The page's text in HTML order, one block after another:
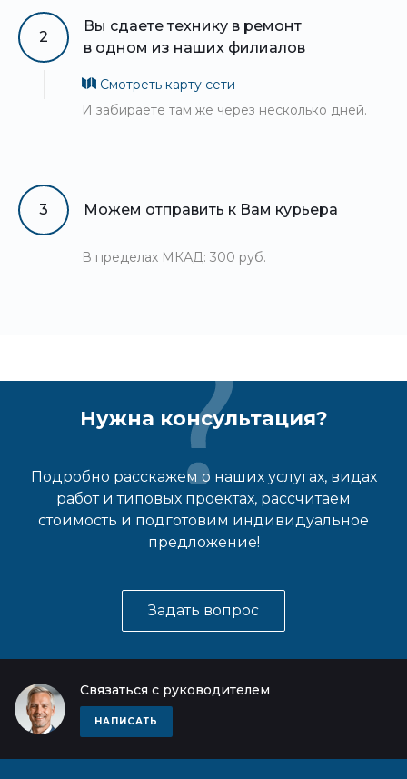
2
Вы сдаете технику в ремонт
в одном из наших филиалов
Смотреть карту сети
И забираете там же через несколько дней.
3 Можем отправить к Вам курьера
В пределах МКАД: 300 руб.
Нужна консультация?
Подробно расскажем о наших услугах, видах
работ и типовых проектах, рассчитаем
стоимость и подготовим индивидуальное
предложение!
Задать вопрос
Связаться с руководителем
НАПИСАТЬ